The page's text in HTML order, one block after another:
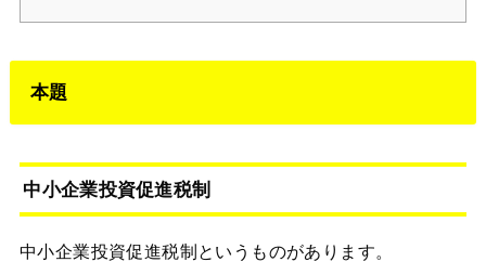
本題
中小企業投資促進税制
中小企業投資促進税制というものがあります。